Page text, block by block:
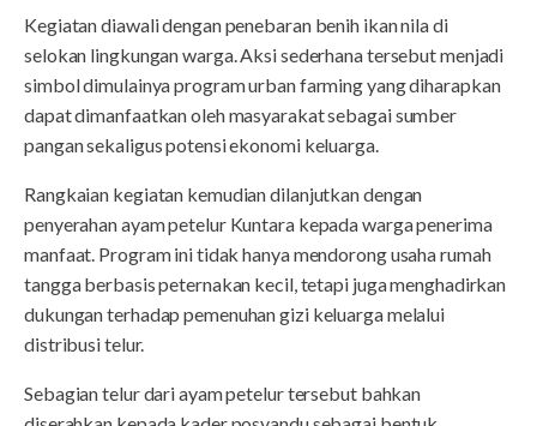
Kegiatan diawali dengan penebaran benih ikan nila di
selokan lingkungan warga. Aksi sederhana tersebut menjadi
simbol dimulainya program urban farming yang diharapkan
dapat dimanfaatkan oleh masyarakat sebagai sumber
pangan sekaligus potensi ekonomi keluarga.
Rangkaian kegiatan kemudian dilanjutkan dengan
penyerahan ayam petelur Kuntara kepada warga penerima
manfaat. Program ini tidak hanya mendorong usaha rumah
tangga berbasis peternakan kecil, tetapi juga menghadirkan
dukungan terhadap pemenuhan gizi keluarga melalui
distribusi telur.
Sebagian telur dari ayam petelur tersebut bahkan